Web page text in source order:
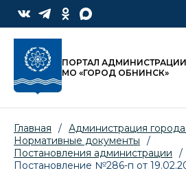
ПОРТАЛ АДМИНИСТРАЦИИ
МО «ГОРОД ОБНИНСК»
Главная / Администрация
Нормативные документы
/
Постановления администрации
/
Постановление №286-п от